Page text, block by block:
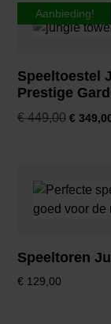
Aanbieding!
Speeltoestel
Prestige
€449,00 €
Speeltoren
€ 129,00